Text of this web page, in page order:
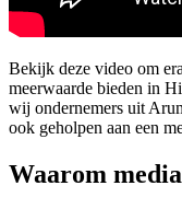
Bekijk deze video om
meerwaarde bieden in
wij ondernemers uit
ook geholpen aan een
Waarom